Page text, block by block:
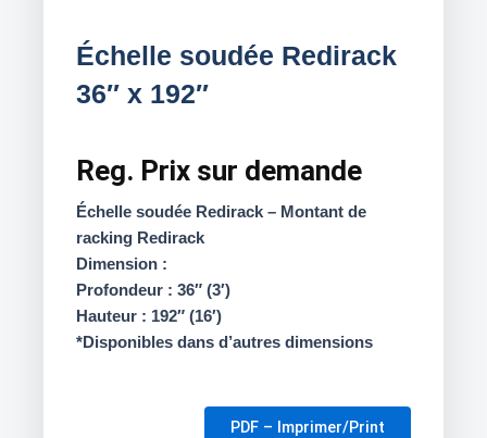
Échelle soudée Redirack
36″ x 192″
Reg. Prix sur demande
Échelle soudée Redirack – Montant de
racking Redirack
Dimension :
Profondeur : 36″ (3′)
Hauteur : 192″ (16′)
*Disponibles dans d’autres dimensions
PDF – Imprimer/Print